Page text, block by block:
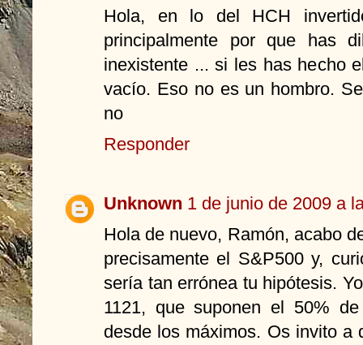
Hola, en lo del HCH
principalmente por que has
inexistente ... si les has hecho
vacío. Eso no es un hombro.
no
Responder
Unknown 1 de junio de 2009 a
Hola de nuevo, Ramón, acabo
precisamente el S&P500 y,
sería tan errónea tu hipótesis.
1121, que suponen el 50%
desde los máximos. Os invito a